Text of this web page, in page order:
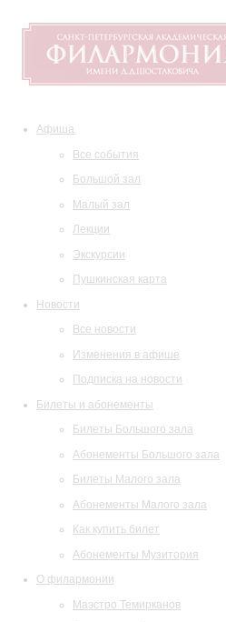
Афиша
Все события
Большой зал
Малый зал
Лекции
Экскурсии
Пушкинская карта
Новости
Все новости
Изменения в афише
Подписка на новости
Билеты и абонементы
Билеты Большого зала
Абонементы Большого зала
Билеты Малого зала
Абонементы Малого зала
Как купить билет
Абонементы Музитория
О филармонии
Маэстро Темирканов